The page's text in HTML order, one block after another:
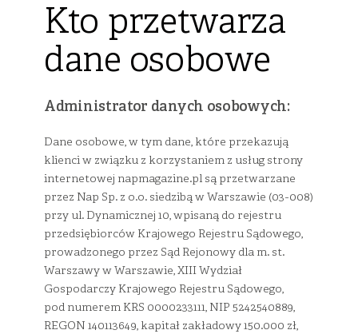
Kto przetwarza
dane osobowe
Administrator danych osobowych:
Dane osobowe, w tym dane, które przekazują
klienci w związku z korzystaniem z usług strony
internetowej napmagazine.pl są przetwarzane
przez Nap Sp. z o.o. siedzibą w Warszawie (03-008)
przy ul. Dynamicznej 10, wpisaną do rejestru
przedsiębiorców Krajowego Rejestru Sądowego,
prowadzonego przez Sąd Rejonowy dla m. st.
Warszawy w Warszawie, XIII Wydział
Gospodarczy Krajowego Rejestru Sądowego,
pod numerem KRS 0000233111, NIP 5242540889,
REGON 140113649, kapitał zakładowy 150.000 zł,